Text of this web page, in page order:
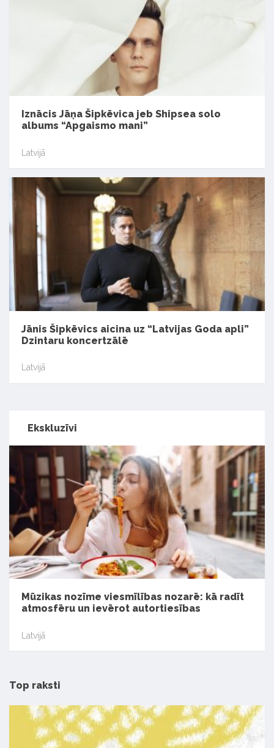
Iznācis Jāņa Šipkēvica jeb Shipsea solo
albums “Apgaismo mani”
Latvijā
Jānis Šipkēvics aicina uz “Latvijas Goda apli”
Dzintaru koncertzālē
Latvijā
Ekskluzīvi
Mūzikas nozīme viesmīlības nozarē: kā radīt
atmosfēru un ievērot autortiesības
Latvijā
Top raksti